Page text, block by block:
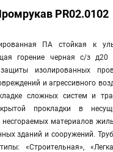
PR02.0102
ПА стойкая к
горение черная с/з
изолированных
и агрессивного
сложных систем и
прокладки в
несгораемых материалов
зданий и сооружений.
«Строительная»,